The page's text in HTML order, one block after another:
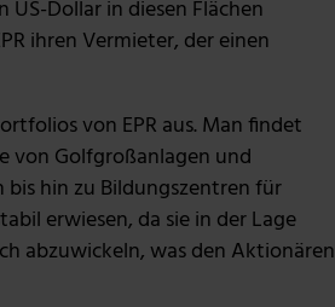
Dollar in diesen Flächen
ihren Vermieter, der einen
von EPR aus. Man findet
von Golfgroßanlagen und
hin zu Bildungszentren für
erwiesen, da sie in der Lage
abzuwickeln, was den Aktionären